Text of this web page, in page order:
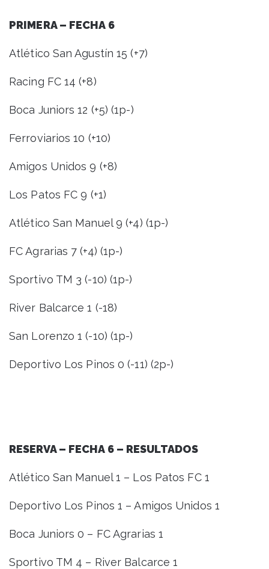
PRIMERA – FECHA 6
Atlético San Agustín 15 (+7)
Racing FC 14 (+8)
Boca Juniors 12 (+5) (1p-)
Ferroviarios 10 (+10)
Amigos Unidos 9 (+8)
Los Patos FC 9 (+1)
Atlético San Manuel 9 (+4) (1p-)
FC Agrarias 7 (+4) (1p-)
Sportivo TM 3 (-10) (1p-)
River Balcarce 1 (-18)
San Lorenzo 1 (-10) (1p-)
Deportivo Los Pinos 0 (-11) (2p-)
RESERVA – FECHA 6 – RESULTADOS
Atlético San Manuel 1 – Los Patos FC 1
Deportivo Los Pinos 1 – Amigos Unidos 1
Boca Juniors 0 – FC Agrarias 1
Sportivo TM 4 – River Balcarce 1